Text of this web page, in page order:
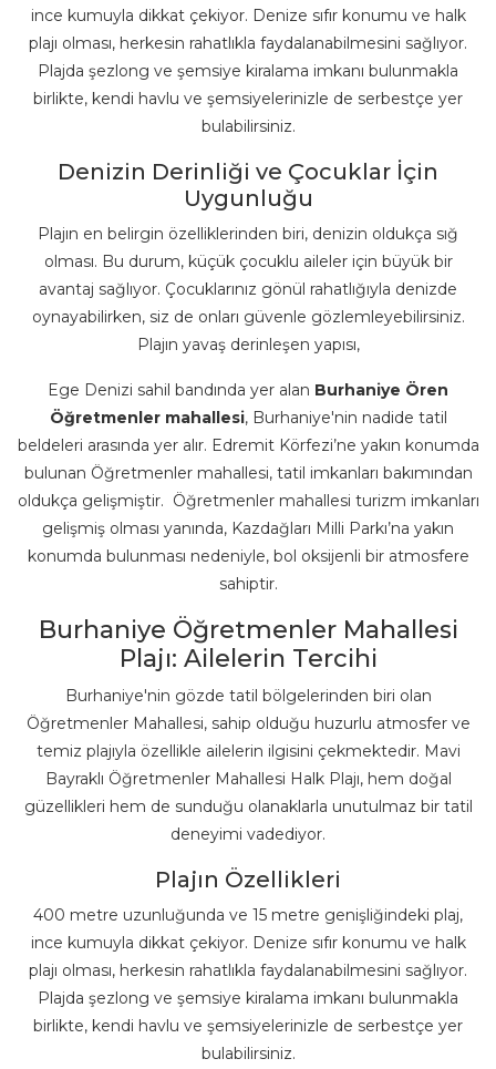
ince kumuyla dikkat çekiyor. Denize sıfır konumu ve halk
plajı olması, herkesin rahatlıkla faydalanabilmesini sağlıyor.
Plajda şezlong ve şemsiye kiralama imkanı bulunmakla
birlikte, kendi havlu ve şemsiyelerinizle de serbestçe yer
bulabilirsiniz.
Denizin Derinliği ve Çocuklar İçin
Uygunluğu
Plajın en belirgin özelliklerinden biri, denizin oldukça sığ
olması. Bu durum, küçük çocuklu aileler için büyük bir
avantaj sağlıyor. Çocuklarınız gönül rahatlığıyla denizde
oynayabilirken, siz de onları güvenle gözlemleyebilirsiniz.
Plajın yavaş derinleşen yapısı,
Ege Denizi sahil bandında yer alan Burhaniye Ören
Öğretmenler mahallesi, Burhaniye'nin nadide tatil
beldeleri arasında yer alır. Edremit Körfezi’ne yakın konumda
bulunan Öğretmenler mahallesi, tatil imkanları bakımından
oldukça gelişmiştir. Öğretmenler mahallesi turizm imkanları
gelişmiş olması yanında, Kazdağları Milli Parkı’na yakın
konumda bulunması nedeniyle, bol oksijenli bir atmosfere
sahiptir.
Burhaniye Öğretmenler Mahallesi
Plajı: Ailelerin Tercihi
Burhaniye'nin gözde tatil bölgelerinden biri olan
Öğretmenler Mahallesi, sahip olduğu huzurlu atmosfer ve
temiz plajıyla özellikle ailelerin ilgisini çekmektedir. Mavi
Bayraklı Öğretmenler Mahallesi Halk Plajı, hem doğal
güzellikleri hem de sunduğu olanaklarla unutulmaz bir tatil
deneyimi vadediyor.
Plajın Özellikleri
400 metre uzunluğunda ve 15 metre genişliğindeki plaj,
ince kumuyla dikkat çekiyor. Denize sıfır konumu ve halk
plajı olması, herkesin rahatlıkla faydalanabilmesini sağlıyor.
Plajda şezlong ve şemsiye kiralama imkanı bulunmakla
birlikte, kendi havlu ve şemsiyelerinizle de serbestçe yer
bulabilirsiniz.